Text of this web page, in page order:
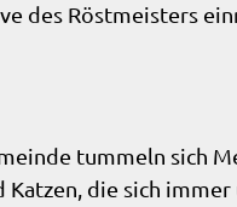
des Röstmeisters
tummeln sich
die sich